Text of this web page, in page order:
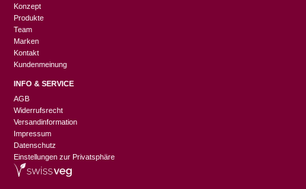
Konzept
Produkte
Team
Marken
Kontakt
Kundenmeinung
INFO & SERVICE
AGB
Widerrufsrecht
Versandinformation
Impressum
Datenschutz
Einstellungen zur Privatsphäre